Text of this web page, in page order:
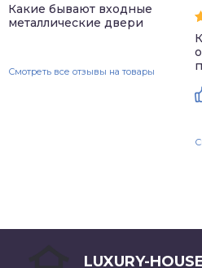
Какие бывают входные
металлические двери
Смотреть все отзывы на товары
LUXURY-